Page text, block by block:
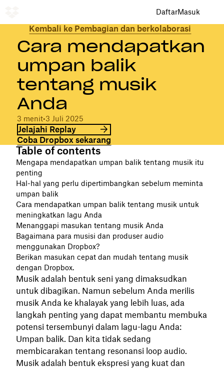
DaftarMasuk
Kembali ke Pembagian dan berkolaborasi
Cara mendapatkan
umpan balik
tentang musik
Anda
3 menit•3 Juli 2025
Jelajahi Replay
Coba Dropbox sekarang
Table of contents
Mengapa mendapatkan umpan balik tentang musik itu
penting
Hal-hal yang perlu dipertimbangkan sebelum meminta
umpan balik
Cara mendapatkan umpan balik tentang musik untuk
meningkatkan lagu Anda
Menanggapi masukan tentang musik Anda
Bagaimana para musisi dan produser audio
menggunakan Dropbox?
Berikan masukan cepat dan mudah tentang musik
dengan Dropbox.
Musik adalah bentuk seni yang dimaksudkan
untuk dibagikan. Namun sebelum Anda merilis
musik Anda ke khalayak yang lebih luas, ada
langkah penting yang dapat membantu membuka
potensi tersembunyi dalam lagu-lagu Anda:
Umpan balik. Dan kita tidak sedang
membicarakan tentang resonansi loop audio.
Musik adalah bentuk ekspresi yang kuat dan